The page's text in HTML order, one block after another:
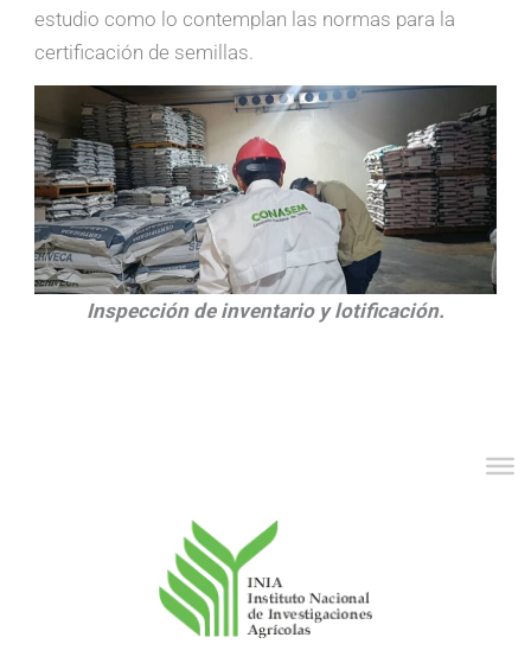
estudio como lo contemplan las normas para la
certificación de semillas.
Inspección de inventario y lotificación.